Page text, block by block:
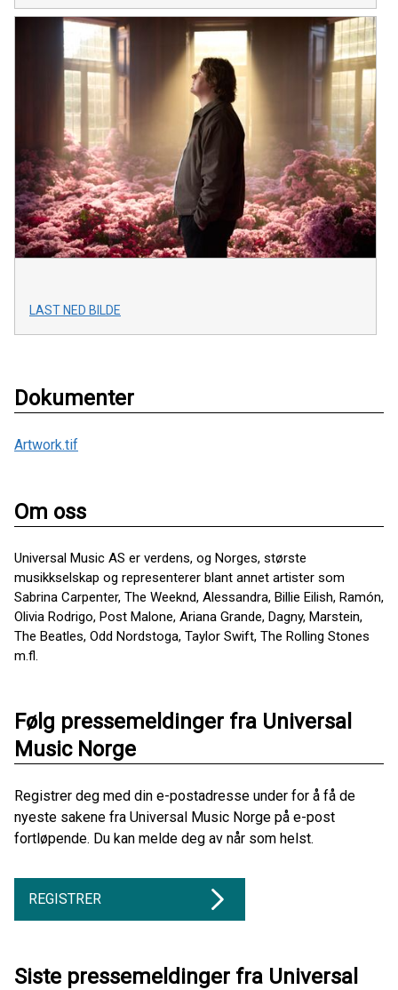
LAST NED BILDE
Dokumenter
Artwork.tif
Om oss
Universal Music AS er verdens, og Norges, største
musikkselskap og representerer blant annet artister som
Sabrina Carpenter, The Weeknd, Alessandra, Billie Eilish, Ramón,
Olivia Rodrigo, Post Malone, Ariana Grande, Dagny, Marstein,
The Beatles, Odd Nordstoga, Taylor Swift, The Rolling Stones
m.fl.
Følg pressemeldinger fra Universal
Music Norge
Registrer deg med din e-postadresse under for å få de
nyeste sakene fra Universal Music Norge på e-post
fortløpende. Du kan melde deg av når som helst.
REGISTRER
Siste pressemeldinger fra Universal